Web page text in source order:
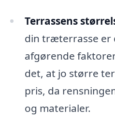
Terrassens
din træterrasse er
afgørende
det, at jo større
pris, da
og materialer.